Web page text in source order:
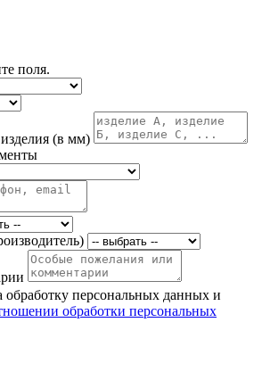
поля.
(в мм)
обработку персональных данных и
обработки персональных